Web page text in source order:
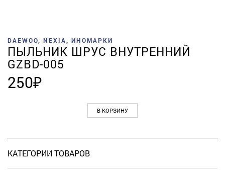
DAEWOO NEXIA ИНОМАРКИ
ПЫЛЬНИК ШРУС ВНУТРЕННИЙ
GZBD-005
250₽
В КОРЗИНУ
КАТЕГОРИИ ТОВАРОВ